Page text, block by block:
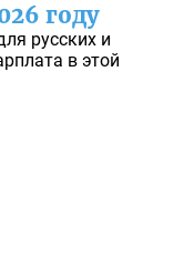
году
русских и
в этой